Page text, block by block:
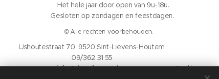
Het hele jaar door open van 9u-18u.
Gesloten op zondagen en feestdagen.
© Alle rechten voorbehouden.
IJshoutestraat 70, 9520 Sint-Lievens-Houtem
09/362 31 55
info@devollemaan.be
Cookies